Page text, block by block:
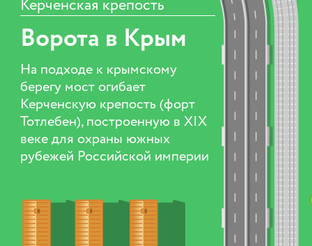
Керченская крепость
Ворота в Крым
На подходе к крымскому
берегу мост огибает
Керченскую крепость (форт
Тотлебен), построенную в XIX
веке для охраны южных
рубежей Российской империи